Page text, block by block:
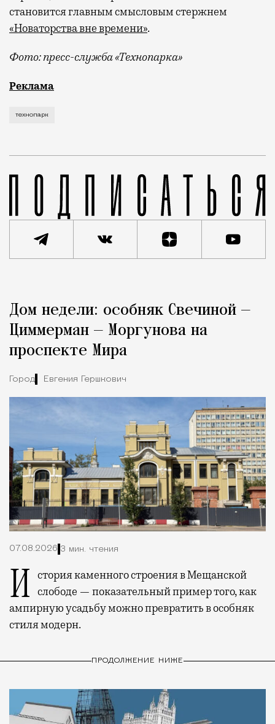
становится главным смысловым стержнем
«Новаторства вне времени».
Фото: пресс-служба «Технопарка»
Рекламные кампании техники редко выходят за
Реклама
технопарк
Город
Дом недели: особняк Свечиной —
Циммерман — Моргунова на
проспекте Мира
Город Евгения Гершкович
07.08.2026 3 мин. чтения
История каменного строения в Мещанской слободе — показательный пример того, как
ампирную усадьбу можно превратить в особняк
стиля модерн.
ПРОДОЛЖЕНИЕ НИЖЕ